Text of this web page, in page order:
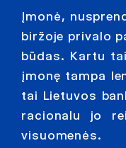
Įmonė,
biržoje privalo
būdas. Kartu
įmonę tampa
tai Lietuvos
racionalu jo
visuomenės.